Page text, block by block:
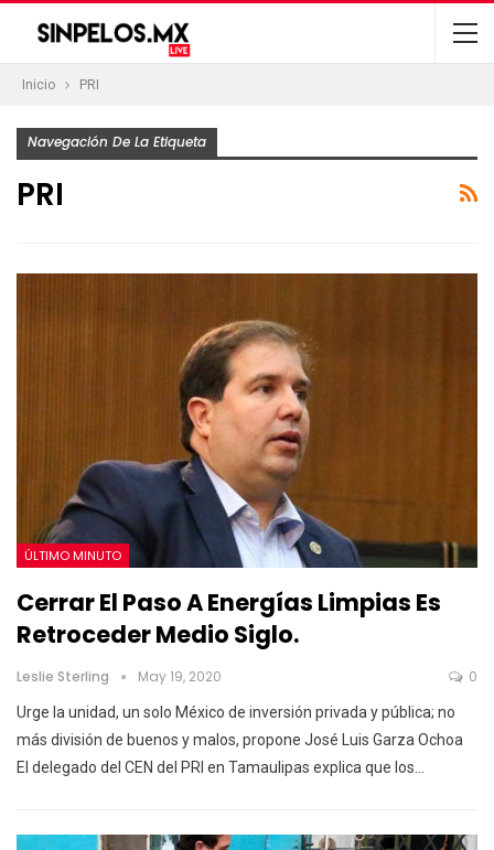
Inicio PRI
Navegación De La Etiqueta
PRI
ÚLTIMO MINUTO
Cerrar El Paso A Energías Limpias Es
Retroceder Medio Siglo.
Leslie Sterling May 19, 2020 0
Urge la unidad, un solo México de inversión privada y pública; no
más división de buenos y malos, propone José Luis Garza Ochoa
El delegado del CEN del PRI en Tamaulipas explica que los